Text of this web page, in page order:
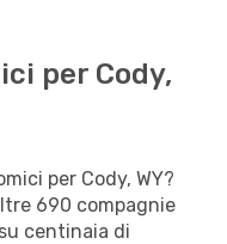
per Cody,
per Cody, WY?
690 compagnie
centinaia di